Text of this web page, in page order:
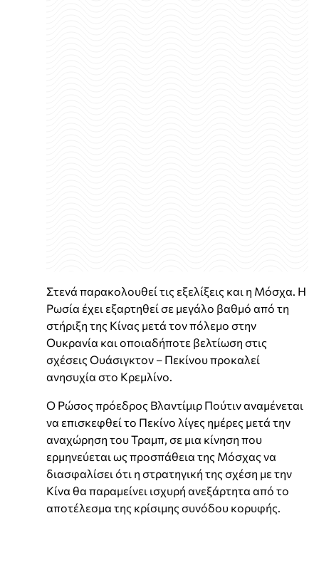
Στενά παρακολουθεί τις εξελίξεις και η Μόσχα. Η
Ρωσία έχει εξαρτηθεί σε μεγάλο βαθμό από τη
στήριξη της Κίνας μετά τον πόλεμο στην
Ουκρανία και οποιαδήποτε βελτίωση στις
σχέσεις Ουάσιγκτον – Πεκίνου προκαλεί
ανησυχία στο Κρεμλίνο.
Ο Ρώσος πρόεδρος Βλαντίμιρ Πούτιν αναμένεται
να επισκεφθεί το Πεκίνο λίγες ημέρες μετά την
αναχώρηση του Τραμπ, σε μια κίνηση που
ερμηνεύεται ως προσπάθεια της Μόσχας να
διασφαλίσει ότι η στρατηγική της σχέση με την
Κίνα θα παραμείνει ισχυρή ανεξάρτητα από το
αποτέλεσμα της κρίσιμης συνόδου κορυφής.